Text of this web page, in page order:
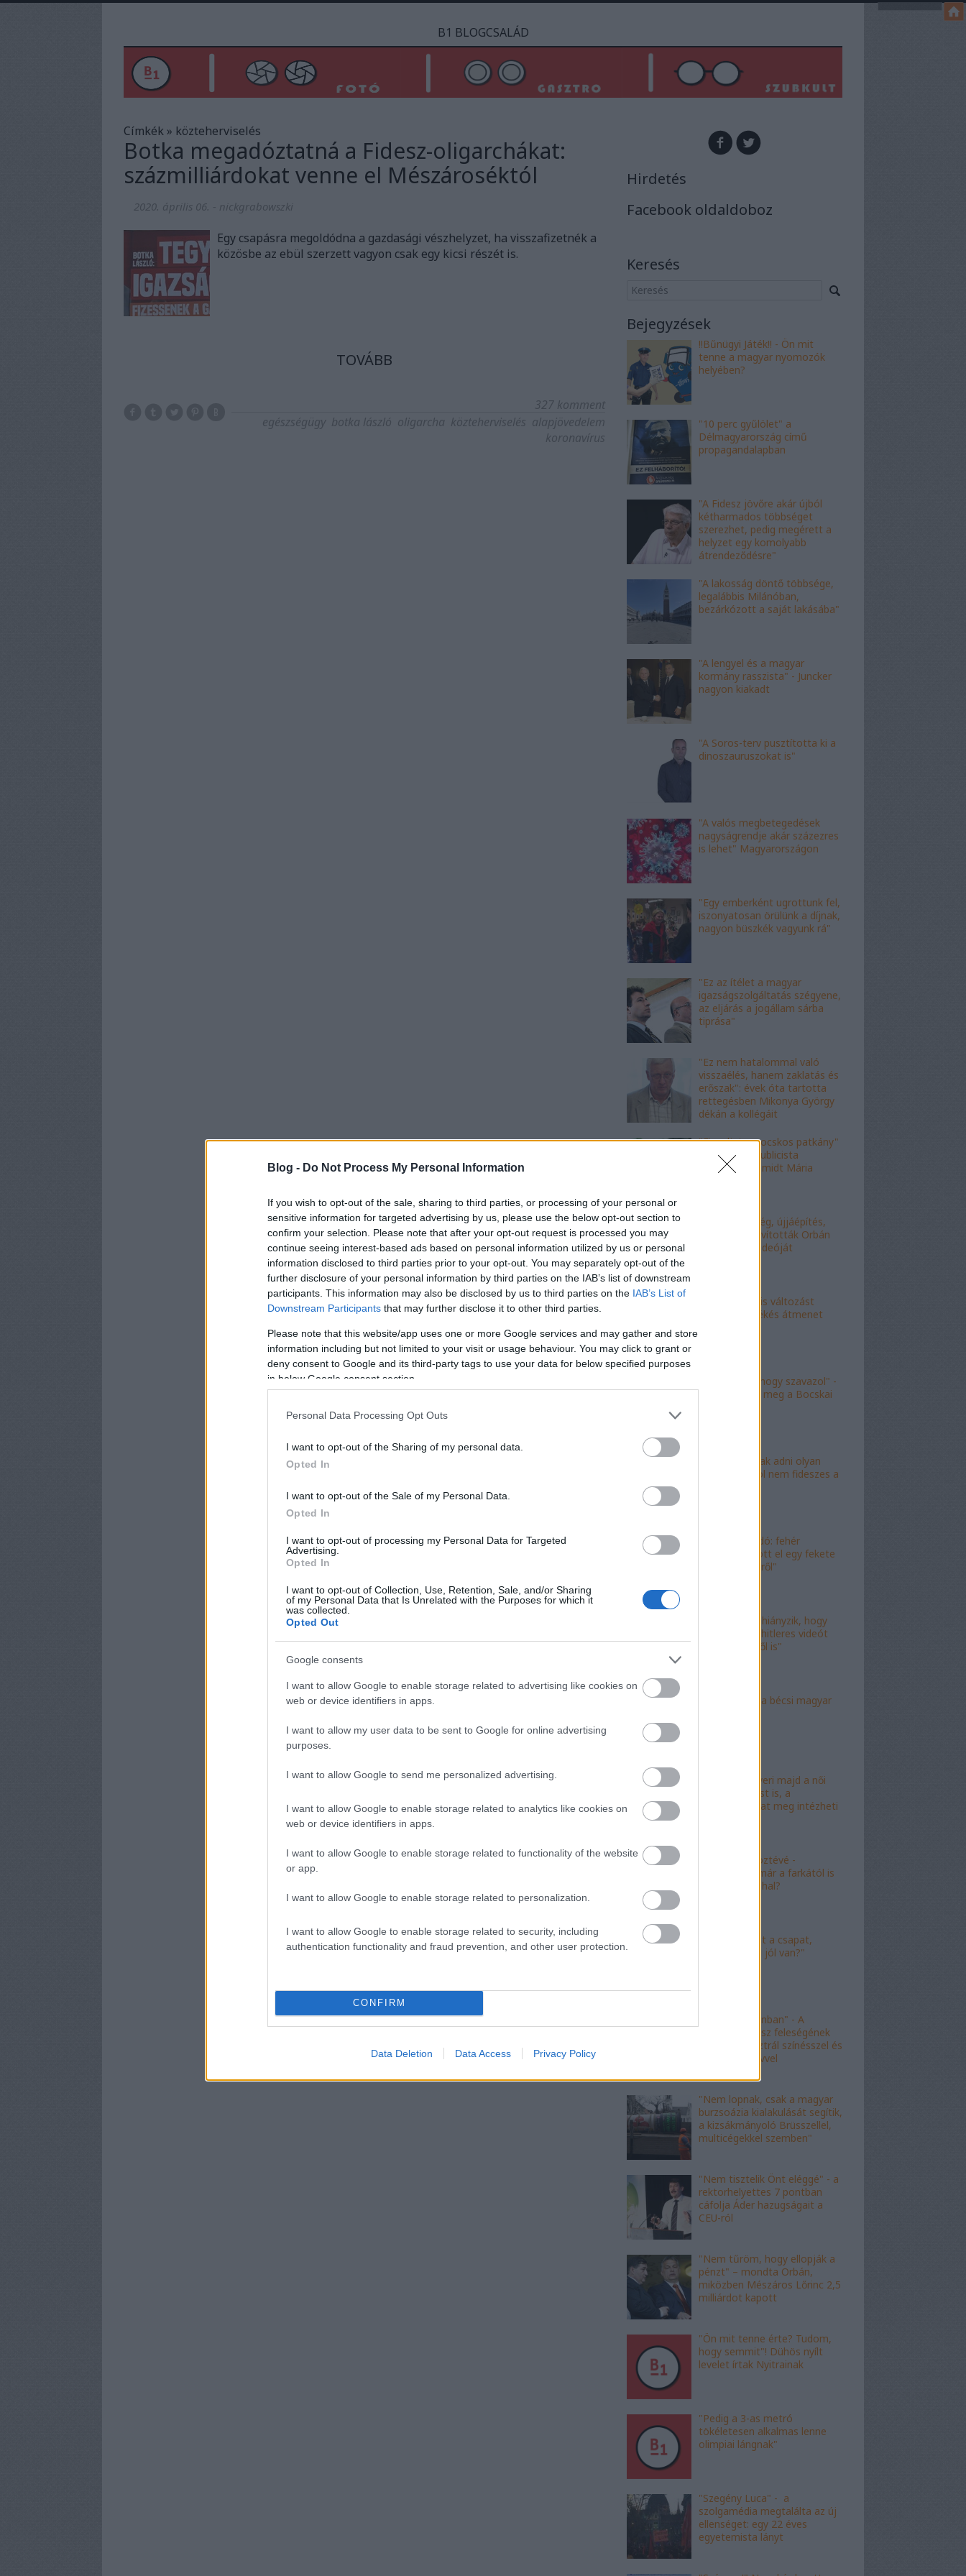
Blog - Do Not Process My Personal Information
If you wish to opt-out of the sale, sharing to third parties, or processing of your personal or
sensitive information for targeted advertising by us, please use the below opt-out section to
confirm your selection. Please note that after your opt-out request is processed you may
continue seeing interest-based ads based on personal information utilized by us or personal
information disclosed to third parties prior to your opt-out. You may separately opt-out of the
further disclosure of your personal information by third parties on the IAB’s list of downstream
participants. This information may also be disclosed by us to third parties on the IAB’s List of
Downstream Participants that may further disclose it to other third parties.
Please note that this website/app uses one or more Google services and may gather and store
information including but not limited to your visit or usage behaviour. You may click to grant or
deny consent to Google and its third-party tags to use your data for below specified purposes
in below Google consent section.
Personal Data Processing Opt Outs
I want to opt-out of the Sharing of my personal data.
Opted In
I want to opt-out of the Sale of my Personal Data.
Opted In
I want to opt-out of processing my Personal Data for Targeted
Advertising.
Opted In
I want to opt-out of Collection, Use, Retention, Sale, and/or Sharing
of my Personal Data that Is Unrelated with the Purposes for which it
was collected.
Opted Out
Google consents
I want to allow Google to enable storage related to advertising like cookies on
web or device identifiers in apps.
I want to allow my user data to be sent to Google for online advertising
purposes.
I want to allow Google to send me personalized advertising.
I want to allow Google to enable storage related to analytics like cookies on
web or device identifiers in apps.
I want to allow Google to enable storage related to functionality of the website
or app.
I want to allow Google to enable storage related to personalization.
I want to allow Google to enable storage related to security, including
authentication functionality and fraud prevention, and other user protection.
CONFIRM
Data Deletion Data Access Privacy Policy
B1 BLOGCSALÁD
Címkék» közteherviselés
Botka megadóztatná a Fidesz-oligarchákat:
százmilliárdokat venne el Mészároséktól
2020. április 06. - nickgrabowszki
Egy csapásra megoldódna a gazdasági vészhelyzet, ha visszafizetnék a
közösbe az ebül szerzett vagyon csak egy kicsi részét is.
TOVÁBB
327 komment
egészségügy botka lászló oligarcha közteherviselés alapjövedelem
koronavírus
Hirdetés
Facebook oldaldoboz
Keresés
Bejegyzések
!!Bűnügyi Játék!! - Ön mit
tenne a magyar nyomozók
helyében?
"10 perc gyűlölet" a
Délmagyarország című
propagandalapban
"A Fidesz jövőre akár újból
kétharmados többséget
szerezhet, pedig megérett a
helyzet egy komolyabb
átrendeződésre"
"A lakosság döntő többsége,
legalábbis Milánóban,
bezárkózott a saját lakásába"
"A lengyel és a magyar
kormány rasszista" - Juncker
nagyon kiakadt
"A Soros-terv pusztította ki a
dinoszauruszokat is"
"A valós megbetegedések
nagyságrendje akár százezres
is lehet" Magyarországon
"Egy emberként ugrottunk fel,
iszonyatosan örülünk a díjnak,
nagyon büszkék vagyunk rá"
"Ez az ítélet a magyar
igazságszolgáltatás szégyene,
az eljárás a jogállam sárba
tiprása"
"Ez nem hatalommal való
visszaélés, hanem zaklatás és
erőszak": évek óta tartotta
rettegésben Mikonya György
dékán a kollégáit
"Figyelj, te mocskos patkány"
- a fideszes publicista
nekiesett Schmidt Mária
"Kell-e segítség, újjáépítés,
bármi?" - Kijavították Orbán
telefonálós videóját
"Kokó radikális változást
akart, én a békés átmenet
"Köszönöm, hogy szavazol" -
molinó jelent meg a Bocskai
"Lóf.szt fognak adni olyan
területre, ahol nem fideszes a
"Magyar híradó: fehér
gyereket lopott el egy fekete
férfi az erkélyről"
"Már csak az hiányzik, hogy
valami idióta hitleres videót
csináljon ebből is"
"Mély torok" a bécsi magyar
"Mészáros nyeri majd a női
kalapácsvetést is, a
kabalafigurákat meg intézheti
"Minőségi" köztévé -
hamarosan, már a farkától is
bűzleni fog a hal?
"Nagyot ment a csapat,
Viktor! Család jól van?"
"nem kishazánban" - A
fideszes borász feleségének
esete az ausztrál színésszel és
az angol nyelvvel
"Nem lopnak, csak a magyar
burzsoázia kialakulását segítik,
a kizsákmányoló Brüsszellel,
multicégekkel szemben"
"Nem tisztelik Önt eléggé" - a
rektorhelyettes 7 pontban
cáfolja Áder hazugságait a
CEU-ról
"Nem tűröm, hogy ellopják a
pénzt" – mondta Orbán,
miközben Mészáros Lőrinc 2,5
milliárdot kapott
"Ön mit tenne érte? Tudom,
hogy semmit"! Dühös nyílt
levelet írtak Nyitrainak
"Pedig a 3-as metró
tökéletesen alkalmas lenne
olimpiai lángnak"
"Szegény Luca" - a
szolgamédia megtalálta az új
ellenséget: egy 22 éves
egyetemista lányt